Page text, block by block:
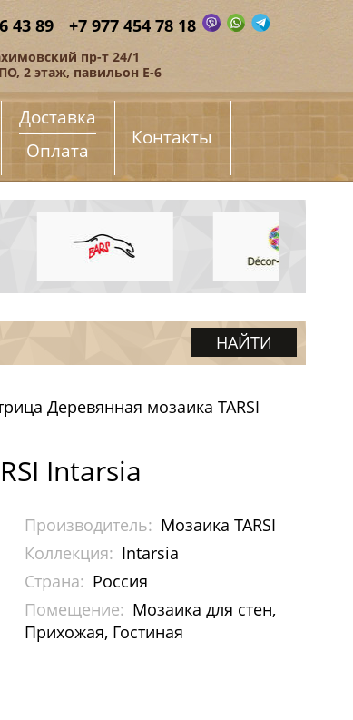
43 89 +7 977 454 78 18
пр-т 24/1
2 этаж, павильон Е-6
Доставка
Оплата
Контакты
Деревянная мозаика TARSI
Intarsia
Производитель: Мозаика TARSI
Коллекция: Intarsia
Страна: Россия
Помещение: Мозаика для стен,
Прихожая, Гостиная